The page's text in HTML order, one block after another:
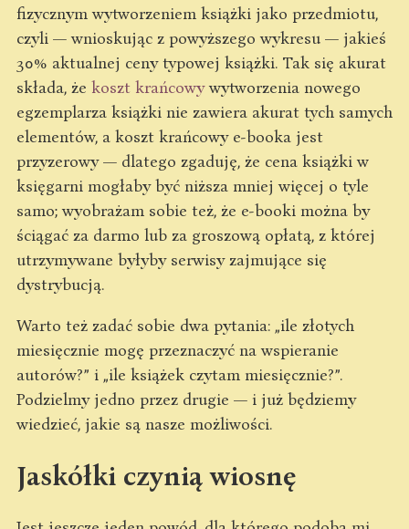
fizycznym wytworzeniem książki jako przedmiotu,
czyli — wnioskując z powyższego wykresu — jakieś
30% aktualnej ceny typowej książki. Tak się akurat
składa, że koszt krańcowywytworzenia nowego
egzemplarza książki nie zawiera akurat tych samych
elementów, a koszt krańcowy e-booka jest
przyzerowy — dlatego zgaduję, że cena książki w
księgarni mogłaby być niższa mniej więcej o tyle
samo; wyobrażam sobie też, że e-booki można by
ściągać za darmo lub za groszową opłatą, z której
utrzymywane byłyby serwisy zajmujące się
dystrybucją.
Warto też zadać sobie dwa pytania: „ile złotych
miesięcznie mogę przeznaczyć na wspieranie
autorów?” i „ile książek czytam miesięcznie?”.
Podzielmy jedno przez drugie — i już będziemy
wiedzieć, jakie są nasze możliwości.
Jaskółki czynią wiosnę